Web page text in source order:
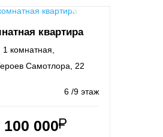
квартира
1 комнатная,
Самотлора, 22
6 /9 этаж
100 000